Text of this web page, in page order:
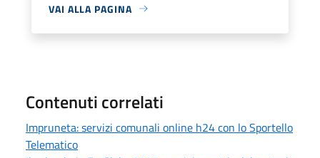
VAI ALLA PAGINA
Contenuti correlati
Impruneta: servizi comunali online h24 con lo Sportello
Telematico